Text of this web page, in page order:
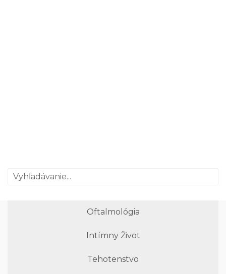
Oftalmológia
Intímny Život
Tehotenstvo